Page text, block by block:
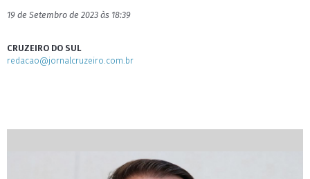
19 de Setembro de 2023 às 18:39
CRUZEIRO DO SUL
redacao@jornalcruzeiro.com.br